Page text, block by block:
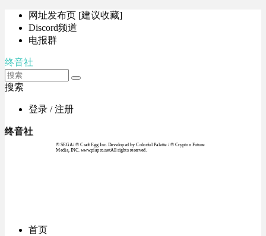
网址发布页 [建议收藏]
Discord频道
电报群
终音社
搜索
登录 / 注册
终音社
© SEGA / © Craft Egg Inc. Developed by Colorful Palette / © Crypton Future
Media, INC. www.piapro.netAll rights reserved.
首页